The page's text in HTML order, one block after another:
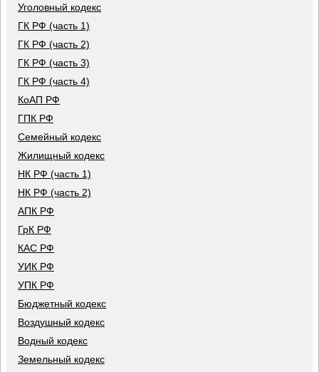
Уголовный кодекс
ГК РФ (часть 1)
ГК РФ (часть 2)
ГК РФ (часть 3)
ГК РФ (часть 4)
КоАП РФ
ГПК РФ
Семейный кодекс
Жилищный кодекс
НК РФ (часть 1)
НК РФ (часть 2)
АПК РФ
ГрК РФ
КАС РФ
УИК РФ
УПК РФ
Бюджетный кодекс
Воздушный кодекс
Водный кодекс
Земельный кодекс